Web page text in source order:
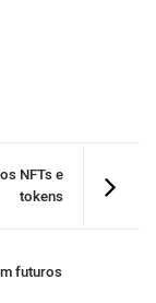
NFTs e
tokens
futuros